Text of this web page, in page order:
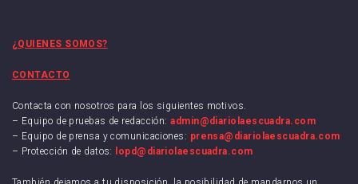
¿QUIENES SOMOS?
CONTACTO
Contacta con nosotros para los siguientes motivos.
– Equipo de pruebas de redacción:admin@diariolaescuadra.com
– Equipo de prensa y comunicaciones: prensa@diariolaescuadra.com
– Protección de datos:
lopd@diariolaescuadra.com